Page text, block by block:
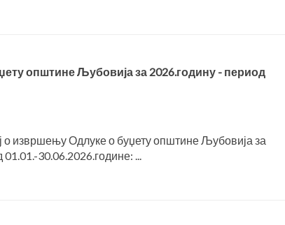
општине Љубовија за 2026.годину - период
о извршењу Одлуке о буџету општине Љубовија за
30.06.2026.године: ...